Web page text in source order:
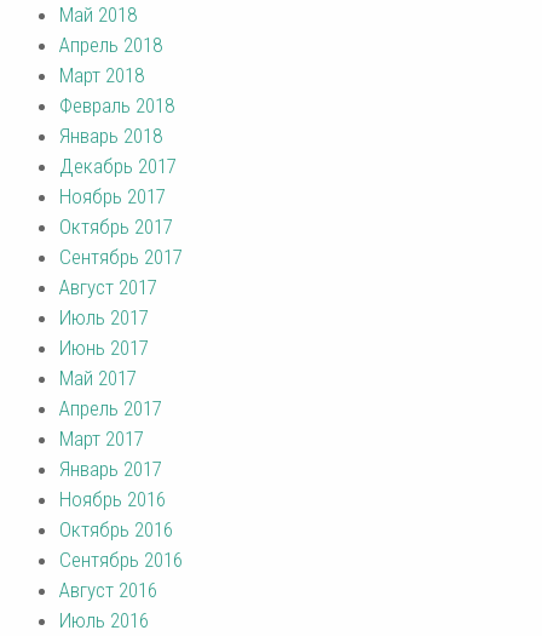
Май 2018
Апрель 2018
Март 2018
Февраль 2018
Январь 2018
Декабрь 2017
Ноябрь 2017
Октябрь 2017
Сентябрь 2017
Август 2017
Июль 2017
Июнь 2017
Май 2017
Апрель 2017
Март 2017
Январь 2017
Ноябрь 2016
Октябрь 2016
Сентябрь 2016
Август 2016
Июль 2016